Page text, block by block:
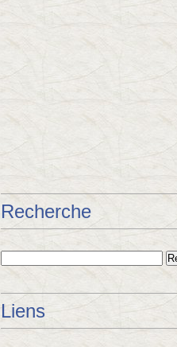
Recherche
Liens